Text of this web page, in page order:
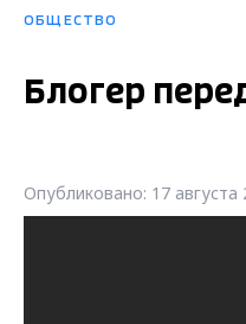
ОБЩЕСТВО
Блогер
Опубликовано: 17 августа